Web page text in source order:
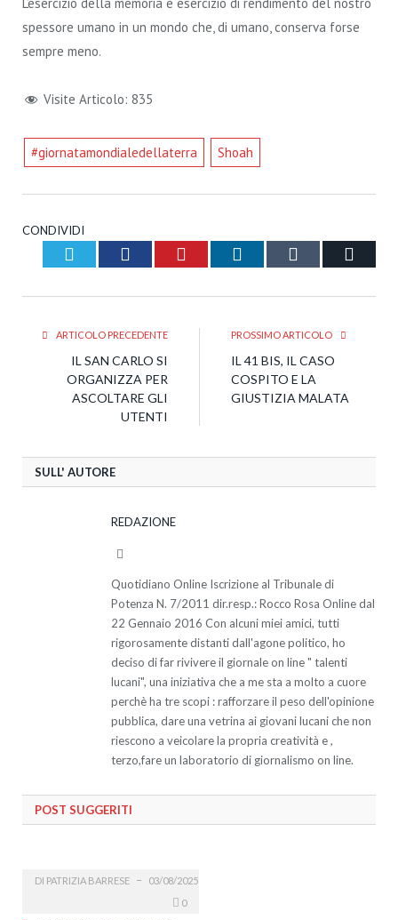
spessore umano in un mondo che, di umano, conserva forse
sempre meno.
Visite Articolo: 835
#giornatamondialedellaterra Shoah
CONDIVIDI
Twitter Facebook Pinterest LinkedIn Tumblr
ARTICOLO PRECEDENTE
IL SAN CARLO SI
ORGANIZZA PER
ASCOLTARE GLI
UTENTI
PROSSIMO ARTICOLO
IL 41 BIS, IL CASO
COSPITO E LA
GIUSTIZIA MALATA
SULL' AUTORE
REDAZIONE
Quotidiano Online Iscrizione al Tribunale di
Potenza N. 7/2011 dir.resp.: Rocco Rosa Online dal
22 Gennaio 2016 Con alcuni miei amici, tutti
rigorosamente distanti dall'agone politico, ho
deciso di far rivivere il giornale on line " talenti
lucani", una iniziativa che a me sta a molto a cuore
perchè ha tre scopi : rafforzare il peso dell'opinione
pubblica, dare una vetrina ai giovani lucani che non
riescono a veicolare la propria creatività e ,
terzo,fare un laboratorio di giornalismo on line.
POST SUGGERITI
DI PATRIZIA BARRESE
03/08/2025
0